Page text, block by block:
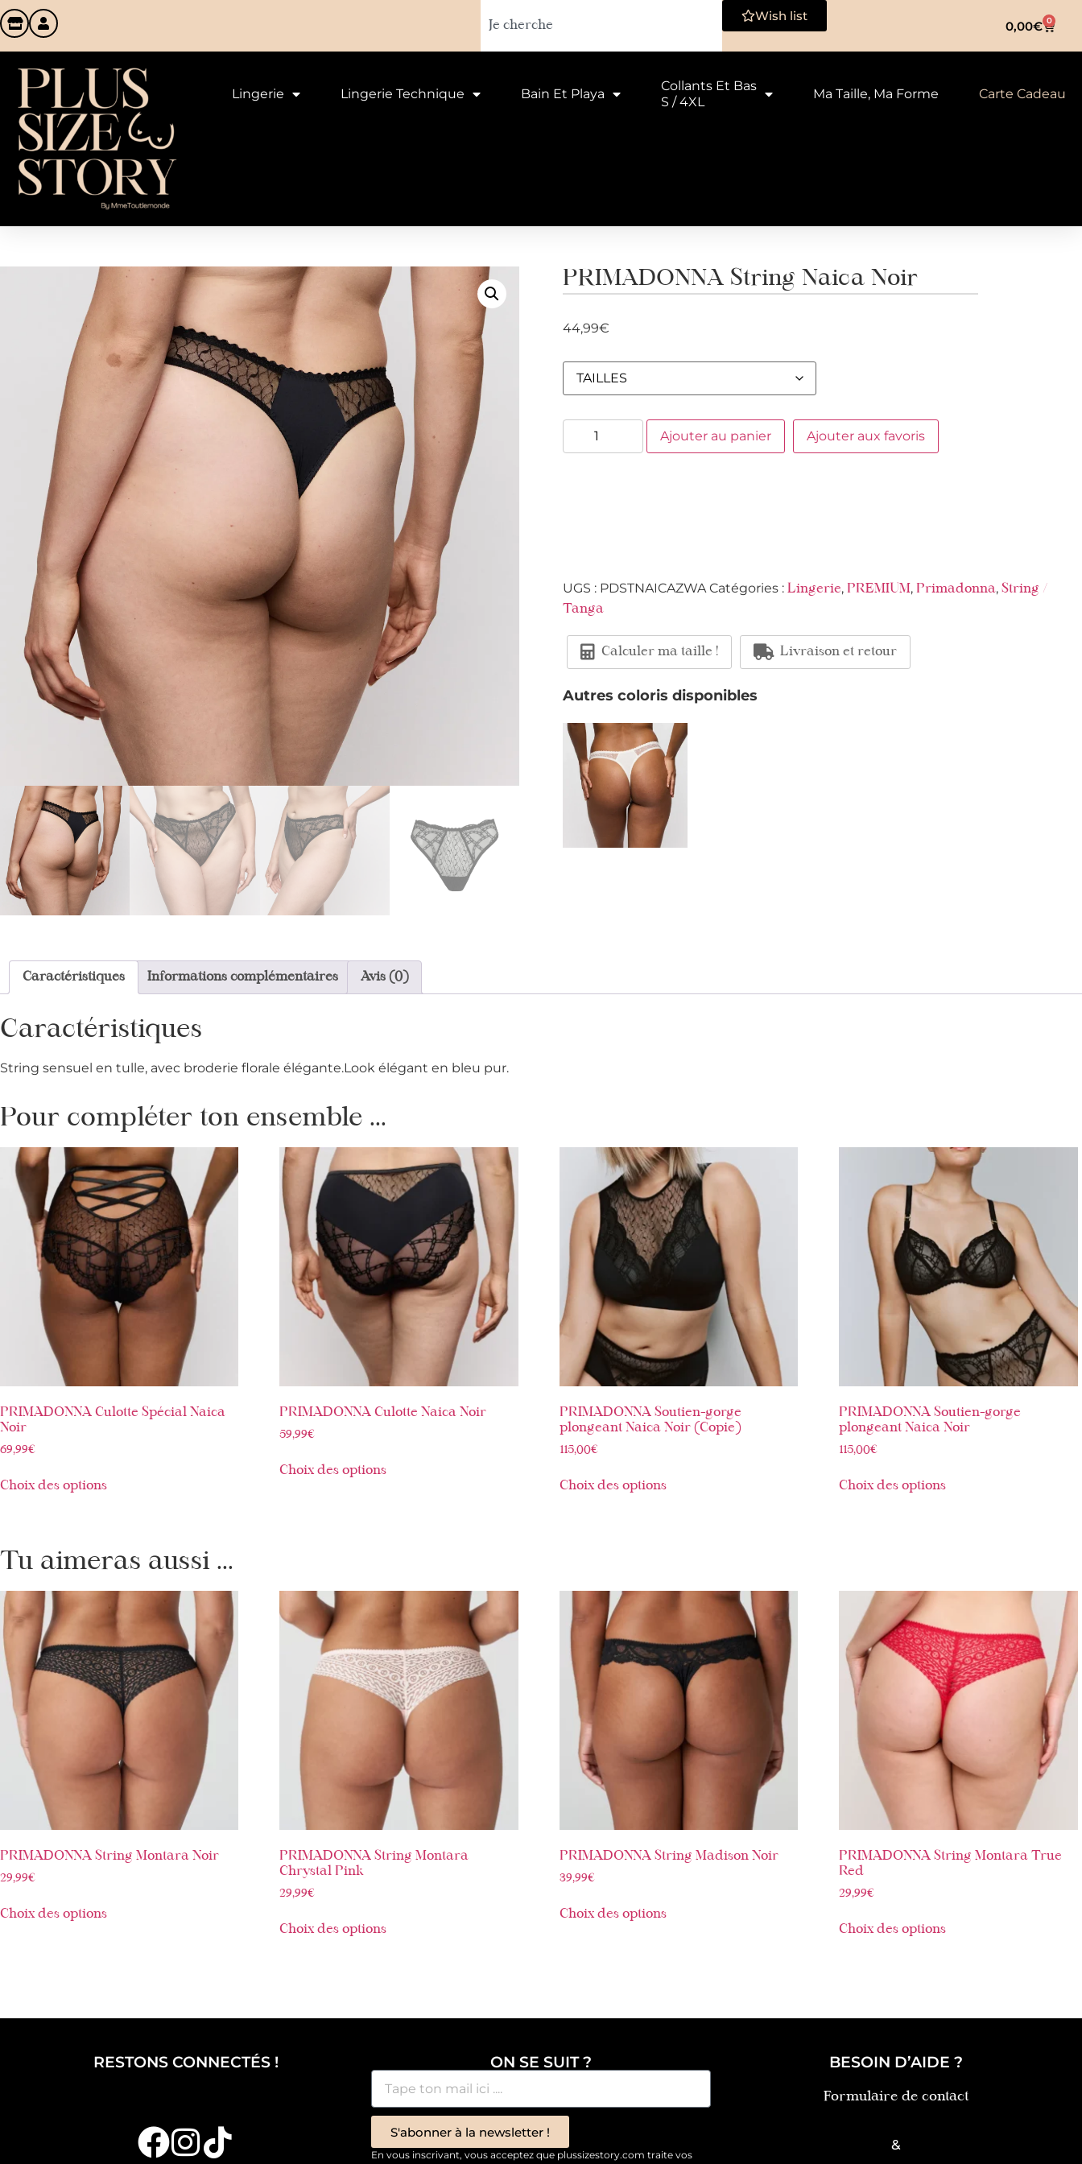
Wish list
0,00€ 0
Lingerie Lingerie Technique Bain Et Playa
Collants Et Bas
S / 4XL
Ma Taille, Ma Forme Carte Cadeau
PRIMADONNA String Naica Noir
44,99€
Ajouter au panier Ajouter aux favoris
UGS : PDSTNAICAZWA Catégories : Lingerie, PREMIUM, Primadonna, String /
Tanga
Calculer ma taille ! Livraison et retour
Autres coloris disponibles
Caractéristiques Informations complémentaires Avis (0)
Caractéristiques
String sensuel en tulle, avec broderie florale élégante.Look élégant en bleu pur.
Pour compléter ton ensemble ...
PRIMADONNA Culotte Spécial Naica
Noir
69,99€
Choix des options
PRIMADONNA Culotte Naica Noir
59,99€
Choix des options
PRIMADONNA Soutien-gorge
plongeant Naica Noir (Copie)
115,00€
Choix des options
PRIMADONNA Soutien-gorge
plongeant Naica Noir
115,00€
Choix des options
Tu aimeras aussi ...
PRIMADONNA String Montara Noir
29,99€
Choix des options
PRIMADONNA String Montara
Chrystal Pink
29,99€
Choix des options
PRIMADONNA String Madison Noir
39,99€
Choix des options
PRIMADONNA String Montara True
Red
29,99€
Choix des options
RESTONS CONNECTÉS ! ON SE SUIT ?
S'abonner à la newsletter !
En vous inscrivant, vous acceptez que plussizestory.com traite vos
BESOIN D’AIDE ?
Formulaire de contact
&